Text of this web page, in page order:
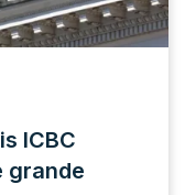
ICBC
grande